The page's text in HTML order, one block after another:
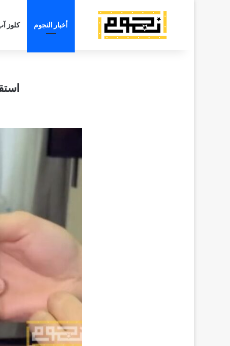
أخبار النجوم كلوز